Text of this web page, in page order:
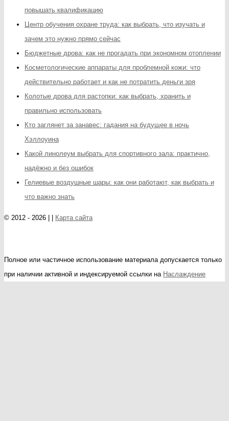
повышать квалификацию
Центр обучения охране труда: как выбрать, что изучать и
зачем это нужно прямо сейчас
Бюджетные дрова: как не прогадать при экономном отоплении
Косметологические аппараты для проблемной кожи: что
действительно работает и как не потратить деньги зря
Колотые дрова для растопки: как выбрать, хранить и
правильно использовать
Кто заглянет за занавес: гадания на будущее в ночь
Хэллоуина
Какой линолеум выбрать для спортивного зала: практично,
надёжно и без ошибок
Гелиевые воздушные шары: как они работают, как выбрать и
что важно знать
© 2012 - 2026 | | Карта сайта
Полное или частичное использование материала допускается только
при наличии активной и индексируемой ссылки на Наслаждение